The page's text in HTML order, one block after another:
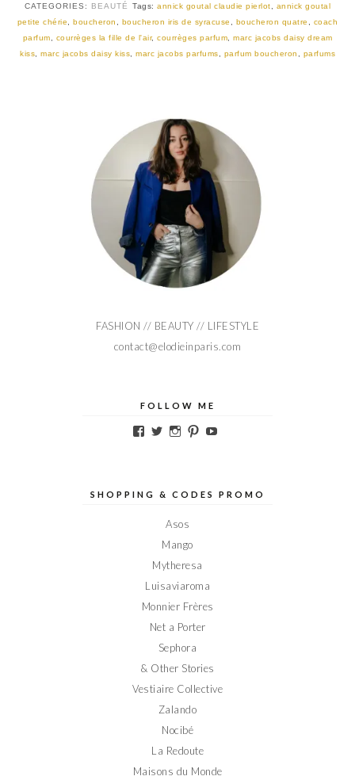
CATEGORIES: BEAUTÉ Tags: annick goutal claudie pierlot
annick goutal
petite chérie
,boucheron boucheron iris de syracuse boucheron quatre
coach
parfum
courrèges la fille de l'air, courrèges parfum
marc jacobs daisy dream
kiss
marc jacobs daisy kiss marc jacobs parfums parfum boucheron parfums
FASHION // BEAUTY // LIFESTYLE
contact@elodieinparis.com
FOLLOW ME
Voir
sur
Voir
sur
Voir
sur
Voir
sur sur
SHOPPING & CODES PROMO
Asos
Mango
Mytheresa
Luisaviaroma
Monnier Frères
Net a Porter
Sephora
& Other Stories
Vestiaire Collective
Zalando
Nocibé
La Redoute
Maisons du Monde